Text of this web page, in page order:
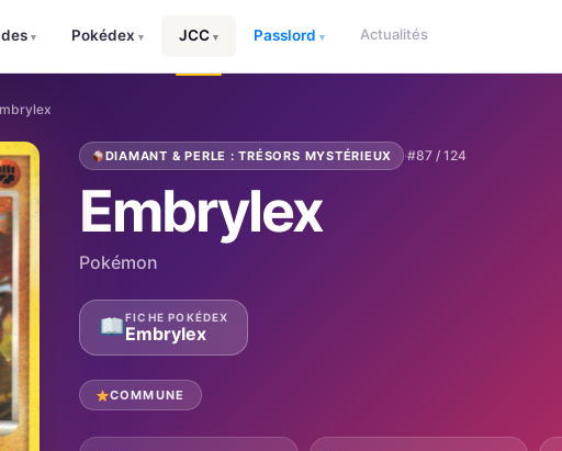
▾ Pokédex ▾ JCC ▾ Passlord ▾ Actualités
DIAMANT & PERLE : TRÉSORS MYSTÉRIEUX ·#87 / 124
Embrylex
Pokémon
FICHE POKÉDEX
Embrylex
COMMUNE